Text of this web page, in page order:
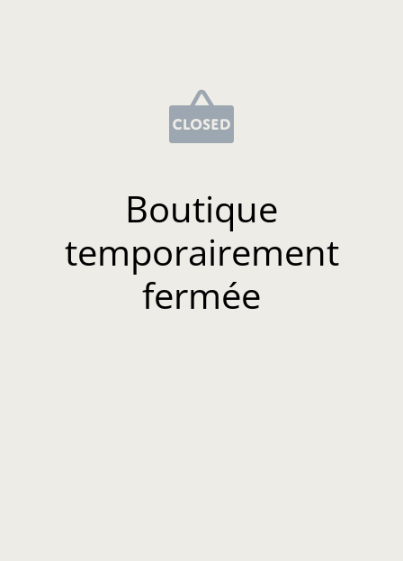
Boutique
temporairement
fermée